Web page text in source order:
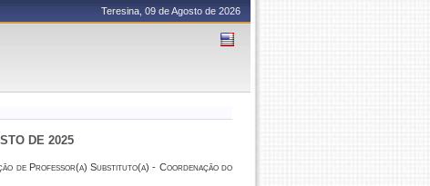
Teresina, 09 de Agosto de 2026
DE 2025
de Professor(a) Substituto(a) - Coordenação do